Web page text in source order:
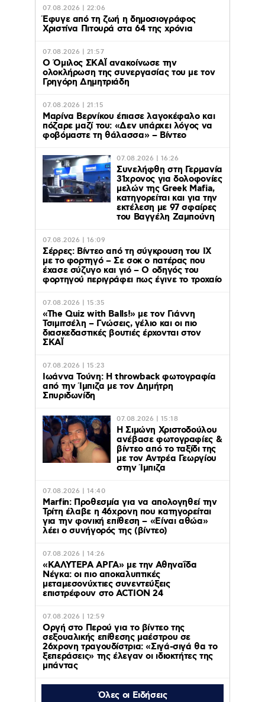
07.08.2026 | 22:06
Έφυγε από τη ζωή η δημοσιογράφος
Χριστίνα Πιτουρά στα 64 της χρόνια
07.08.2026 | 21:57
Ο Όμιλος ΣΚΑΪ ανακοίνωσε την
ολοκλήρωση της συνεργασίας του με τον
Γρηγόρη Δημητριάδη
07.08.2026 | 21:15
Μαρίνα Βερνίκου έπιασε λαγοκέφαλο και
πόζαρε μαζί του: «Δεν υπάρχει λόγος να
φοβόμαστε τη θάλασσα» – Βίντεο
07.08.2026 | 16:26
Συνελήφθη στη Γερμανία
31χρονος για δολοφονίες
μελών της Greek Mafia,
κατηγορείται και για την
εκτέλεση με 97 σφαίρες
του Βαγγέλη Ζαμπούνη
07.08.2026 | 16:09
Σέρρες: Βίντεο από τη σύγκρουση του ΙΧ
με το φορτηγό – Σε σοκ ο πατέρας που
έχασε σύζυγο και γιό – Ο οδηγός του
φορτηγού περιγράφει πως έγινε το τροχαίο
07.08.2026 | 15:35
«The Quiz with Balls!» με τον Γιάννη
Τσιμιτσέλη – Γνώσεις, γέλιο και οι πιο
διασκεδαστικές βουτιές έρχονται στον
ΣΚΑΪ
07.08.2026 | 15:23
Ιωάννα Τούνη: Η throwback φωτογραφία
από την Ίμπιζα με τον Δημήτρη
Σπυριδωνίδη
07.08.2026 | 15:18
Η Σιμώνη Χριστοδούλου
ανέβασε φωτογραφίες &
βίντεο από το ταξίδι της
με τον Αντρέα Γεωργίου
στην Ίμπιζα
07.08.2026 | 14:40
Marfin: Προθεσμία για να απολογηθεί την
Τρίτη έλαβε η 46χρονη που κατηγορείται
για την φονική επίθεση – «Είναι αθώα»
λέει ο συνήγορός της (βίντεο)
07.08.2026 | 14:26
«ΚΑΛΥΤΕΡΑ ΑΡΓΑ» με την Αθηναΐδα
Νέγκα: οι πιο αποκαλυπτικές
μεταμεσονύχτιες συνεντεύξεις
επιστρέφουν στο ACTION 24
07.08.2026 | 12:59
Οργή στο Περού για το βίντεο της
σεξουαλικής επίθεσης μαέστρου σε
26χρονη τραγουδίστρια: «Σιγά-σιγά θα το
ξεπεράσεις» της έλεγαν οι ιδιοκτήτες της
μπάντας
Όλες οι Ειδήσεις